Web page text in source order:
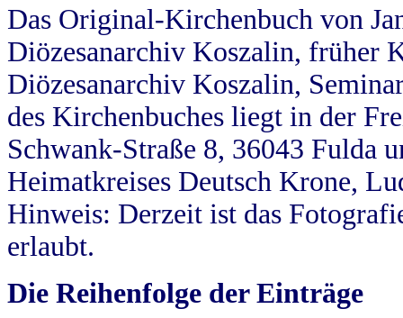
Das Original-Kirchenbuch von
Diözesanarchiv Koszalin, früher
Diözesanarchiv Koszalin,
des Kirchenbuches liegt in der
Schwank-Straße 8, 36043 Fulda
Heimatkreises Deutsch Krone,
Hinweis: Derzeit ist das
erlaubt.
Die Reihenfolge der Einträge